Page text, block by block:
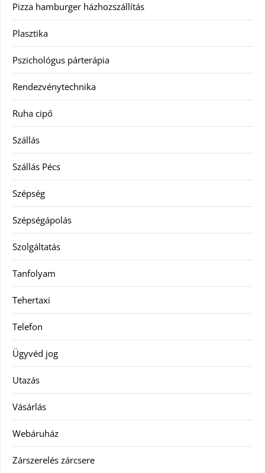
Pizza hamburger házhozszállítás
Plasztika
Pszichológus párterápia
Rendezvénytechnika
Ruha cipő
Szállás
Szállás Pécs
Szépség
Szépségápolás
Szolgáltatás
Tanfolyam
Tehertaxi
Telefon
Ügyvéd jog
Utazás
Vásárlás
Webáruház
Zárszerelés zárcsere